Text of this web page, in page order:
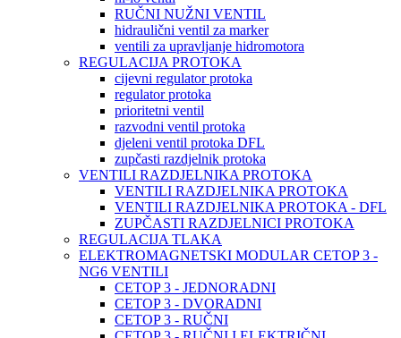
RUČNI NUŽNI VENTIL
hidraulični ventil za marker
ventili za upravljanje hidromotora
REGULACIJA PROTOKA
cijevni regulator protoka
regulator protoka
prioritetni ventil
razvodni ventil protoka
djeleni ventil protoka DFL
zupčasti razdjelnik protoka
VENTILI RAZDJELNIKA PROTOKA
VENTILI RAZDJELNIKA PROTOKA
VENTILI RAZDJELNIKA PROTOKA - DFL
ZUPČASTI RAZDJELNICI PROTOKA
REGULACIJA TLAKA
ELEKTROMAGNETSKI MODULAR CETOP 3 -
NG6 VENTILI
CETOP 3 - JEDNORADNI
CETOP 3 - DVORADNI
CETOP 3 - RUČNI